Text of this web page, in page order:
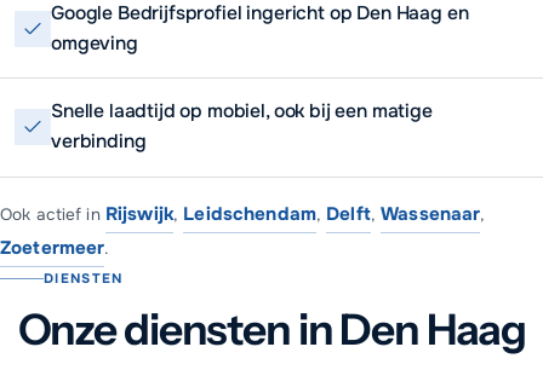
Google Bedrijfsprofiel ingericht op Den Haag en
omgeving
Snelle laadtijd op mobiel, ook bij een matige
verbinding
Ook actief in Rijswijk, Leidschendam, Delft,Wassenaar,
Zoetermeer.
DIENSTEN
Onze diensten in Den Haag